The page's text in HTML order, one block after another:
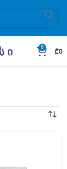
0
₾0